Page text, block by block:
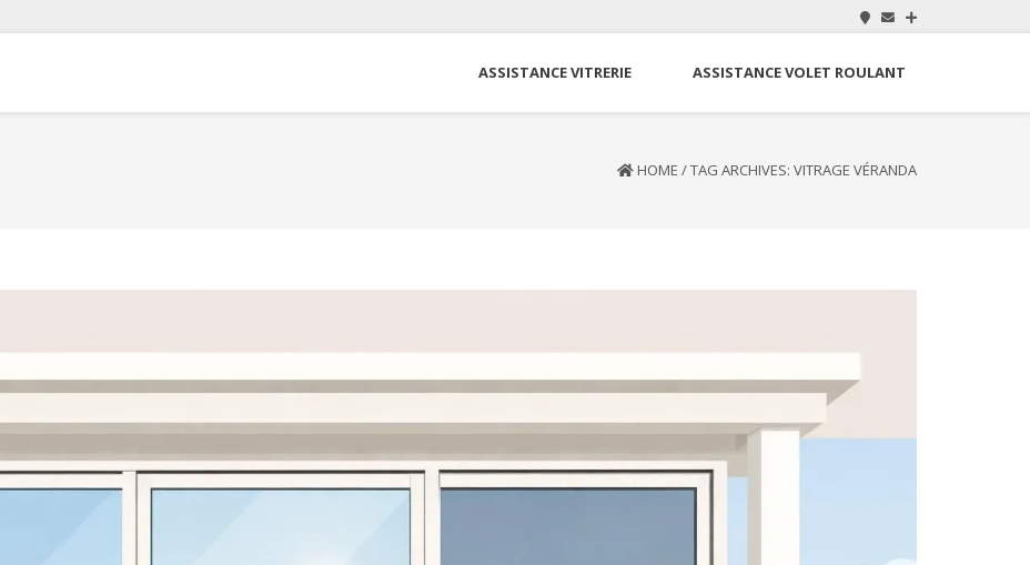
ASSISTANCE VITRERIE ASSISTANCE VOLET ROULANT
HOME /TAG ARCHIVES: VITRAGE VÉRANDA